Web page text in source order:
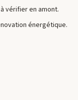
vérifier en amont.
énergétique.